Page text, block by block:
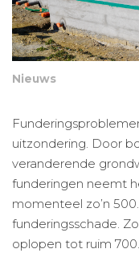
Nieuws
uitzondering. Door
veranderende
funderingen neemt
momenteel zo’n
funderingsschade.
oplopen tot ruim